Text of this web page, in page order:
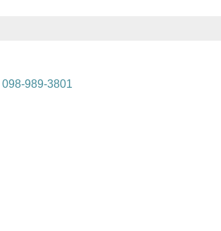
098-989-3801